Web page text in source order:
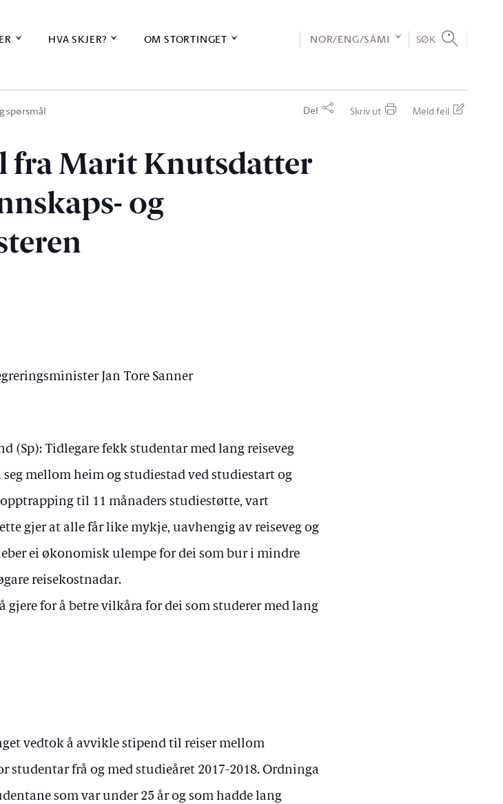
HVA SKJER? OM STORTINGET NOR/ENG/SÁMI SØK
spørsmål Del Skriv ut Meld feil
fra Marit Knutsdatter
og
Jan Tore Sanner
(Sp): Tidlegare fekk studentar med lang reiseveg
mellom heim og studiestad ved studiestart og
til 11 månaders studiestøtte, vart
gjer at alle får like mykje, uavhengig av reiseveg og
ei økonomisk ulempe for dei som bur i mindre
reisekostnadar.
gjere for å betre vilkåra for dei som studerer med lang
vedtok å avvikle stipend til reiser mellom
studentar frå og med studieåret 2017-2018. Ordninga
som var under 25 år og som hadde lang